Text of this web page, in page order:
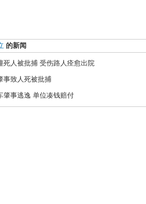
的新闻
死人被批捕 受伤路人痊愈出院
事致人死被批捕
肇事逃逸 单位凑钱赔付